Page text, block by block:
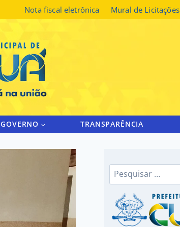
Nota fiscal eletrônica Mural de Licitações
GOVERNO TRANSPARÊNCIA
Pesquisar
por: